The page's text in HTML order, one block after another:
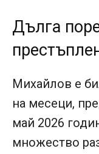
Дълга
Михайлов е
на месеци,
май 2026
множество